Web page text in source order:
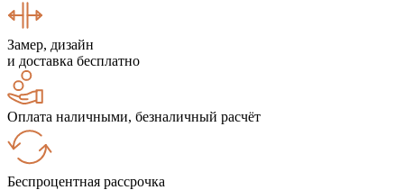
Замер, дизайн
и доставка бесплатно
Оплата наличными, безналичный расчёт
Беспроцентная рассрочка